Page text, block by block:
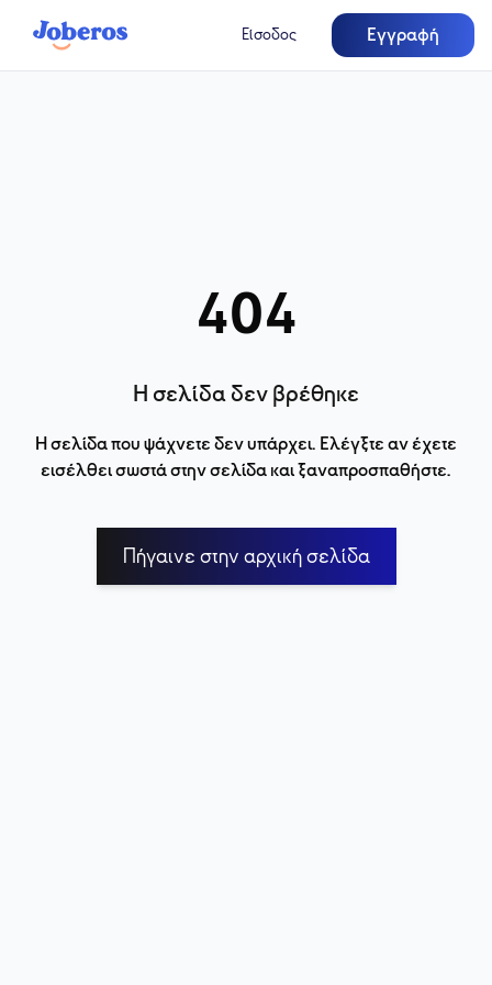
Είσοδος Εγγραφή
404
Η σελίδα δεν βρέθηκε
Η σελίδα που ψάχνετε δεν υπάρχει. Ελέγξτε αν έχετε
εισέλθει σωστά στην σελίδα και ξαναπροσπαθήστε.
Πήγαινε στην αρχική σελίδα